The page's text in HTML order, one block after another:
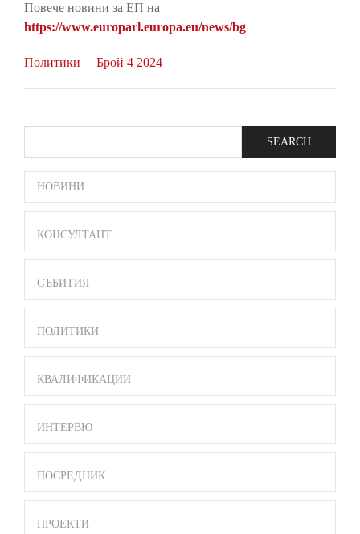
Повече новини за ЕП на
https://www.europarl.europa.eu/news/bg
Политики Брой 4 2024
SIDE
BAR
MENU
НОВИНИ
КОНСУЛТАНТ
СЪБИТИЯ
ПОЛИТИКИ
КВАЛИФИКАЦИИ
ИНТЕРВЮ
ПОСРЕДНИК
ПРОЕКТИ